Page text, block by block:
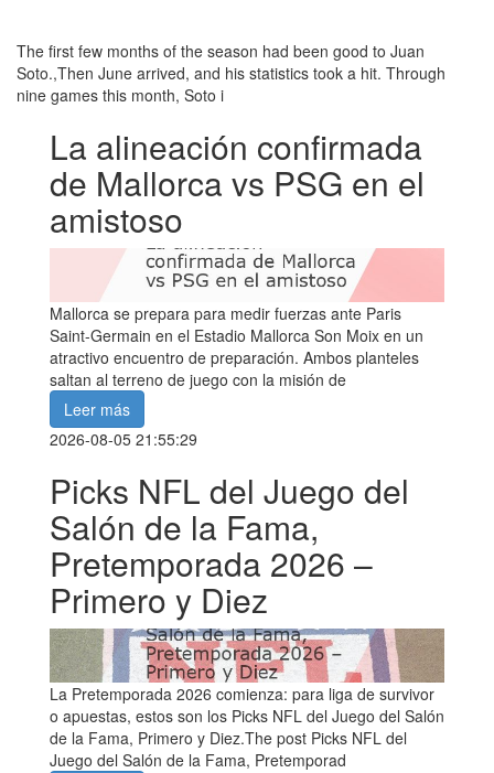
The first few months of the season had been good to Juan
Soto.,Then June arrived, and his statistics took a hit. Through
nine games this month, Soto i
La alineación confirmada
de Mallorca vs PSG en el
amistoso
Mallorca se prepara para medir fuerzas ante Paris
Saint-Germain en el Estadio Mallorca Son Moix en un
atractivo encuentro de preparación. Ambos planteles
saltan al terreno de juego con la misión de
Leer más
2026-08-05 21:55:29
Picks NFL del Juego del
Salón de la Fama,
Pretemporada 2026 –
Primero y Diez
La Pretemporada 2026 comienza: para liga de survivor
o apuestas, estos son los Picks NFL del Juego del Salón
de la Fama, Primero y Diez.The post Picks NFL del
Juego del Salón de la Fama, Pretemporad